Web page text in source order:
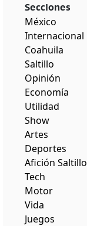
Secciones
México
Internacional
Coahuila
Saltillo
Opinión
Economía
Utilidad
Show
Artes
Deportes
Afición Saltillo
Tech
Motor
Vida
Juegos